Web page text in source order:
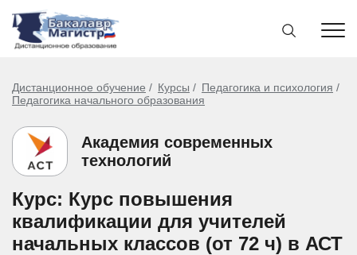
Дистанционное обучение Курсы
Педагогика и психология
Педагогика начального образования
Академия современных
технологий
Курс: Курс повышения
квалификации для учителей
начальных классов (от 72 ч) в АСТ